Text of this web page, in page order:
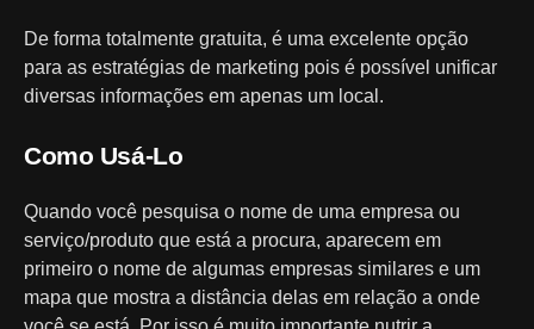
De forma totalmente gratuita, é uma excelente opção
para as estratégias de marketing pois é possível unificar
diversas informações em apenas um local.
Como Usá-Lo
Quando você pesquisa o nome de uma empresa ou
serviço/produto que está a procura, aparecem em
primeiro o nome de algumas empresas similares e um
mapa que mostra a distância delas em relação a onde